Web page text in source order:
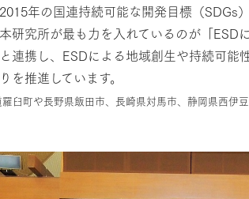
年の国連持続可能な開発目標（SDGs
研究所が最も力を入れているのが「
連携し、ESDによる地域創生や持続可能
を推進しています。
臼町や長野県飯田市、長崎県対馬市、静岡県西伊